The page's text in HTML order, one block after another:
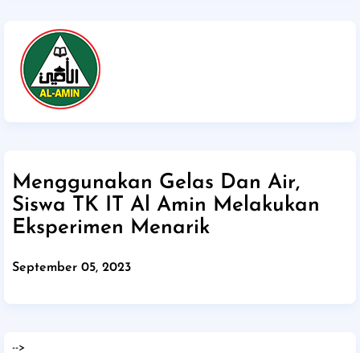
Menggunakan Gelas Dan Air,
Siswa TK IT Al Amin Melakukan
Eksperimen Menarik
September 05, 2023
-->